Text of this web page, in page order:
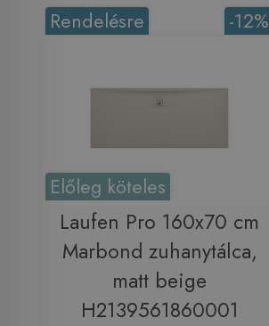
-12%
Rendelésre
Előleg köteles
Laufen Pro 160x70 cm
Marbond zuhanytálca,
matt beige
H2139561860001